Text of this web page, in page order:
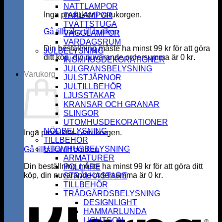
Inga produkter i varukorgen.
Gå tillbaka till butiken
Din beställning måste ha minst99 kr för att göra
ditt köp, din nuvarande ordersumma är 0 kr.
Varukorg
Inga produkter i varukorgen.
Gå tillbaka till butiken
Din beställning måste ha minst99 kr för att göra ditt
köp, din nuvarande ordersumma är 0 kr.
NATTLAMPOR
TAKLAMPOR
TVÄTTSTUGA
VÄGGLAMPOR
VARDAGSRUM
JULBELYSNING
INOMHUSDEKORATIONER
JULGRANSBELYSNING
JULSTJÄRNOR
JULTILLBEHÖR
LJUSSTAKAR
KRANSAR OCH GRANAR
SLINGOR
UTOMHUSDEKORATIONER
NÖDBELYSNING
TILLBEHÖR
UTOMHUSBELYSNING
ARMATURER
POLLARE
STRÅLKASTARE
TILLBEHÖR
TRÄDGÅRDSBELYSNING
DESIGNLIGHT
HAMMARLUNDA
LIGHTSON